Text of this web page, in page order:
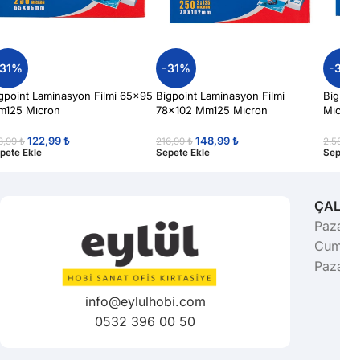
Laminasyon Filmi 65×95
Mıcron
₺ 122,99₺
Ekle
-31%
Bigpoint Laminasyon Filmi
78×102 Mm125 Mıcron
216,99₺ 148,99₺
Sepete Ekle
-
info@eylulhobi.com
0532 396 00 50